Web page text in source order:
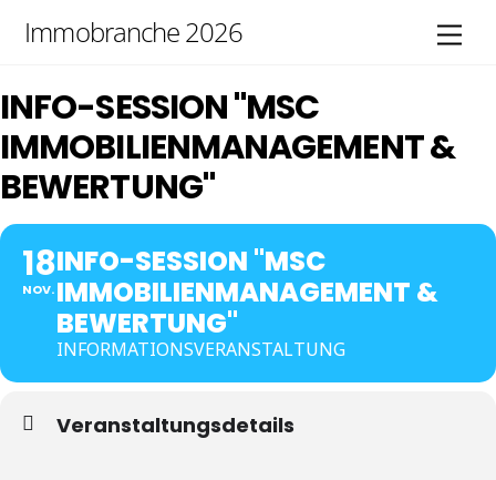
Immobranche 2026
INFO-SESSION "MSC
IMMOBILIENMANAGEMENT &
BEWERTUNG"
18
NOV.
INFO-SESSION "MSC
IMMOBILIENMANAGEMENT &
BEWERTUNG"
INFORMATIONSVERANSTALTUNG
Veranstaltungsdetails